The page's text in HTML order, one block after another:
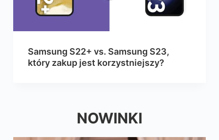
Samsung S22+ vs. Samsung S23,
który zakup jest korzystniejszy?
NOWINKI